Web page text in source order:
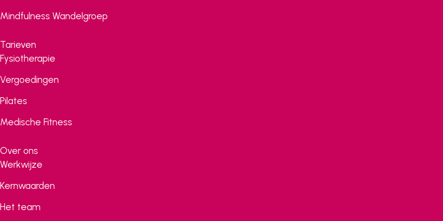
Mindfulness Wandelgroep
Tarieven
Fysiotherapie
Vergoedingen
Pilates
Medische Fitness
Over ons
Werkwijze
Kernwaarden
Het team